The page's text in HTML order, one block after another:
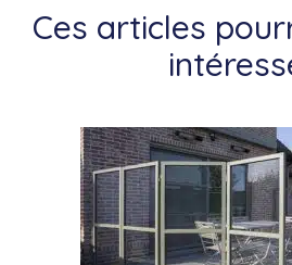
Ces articles